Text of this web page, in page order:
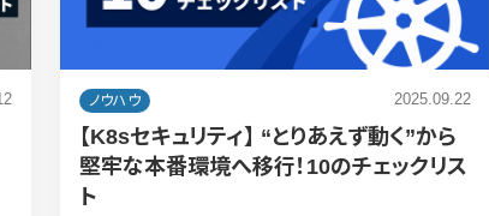
ノウハウ 2025.09.22
【K8sセキュリティ】 “とりあえず動く”から
堅牢な本番環境へ移行！10のチェックリス
ト